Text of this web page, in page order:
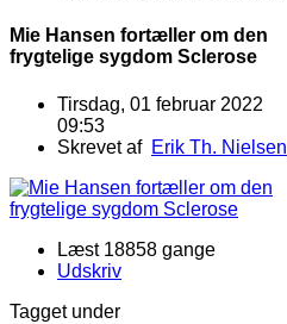
Mie Hansen fortæller om den
frygtelige sygdom Sclerose
Tirsdag, 01 februar 2022
09:53
Skrevet af Erik Th. Nielsen
Læst 18858 gange
Udskriv
Tagget under